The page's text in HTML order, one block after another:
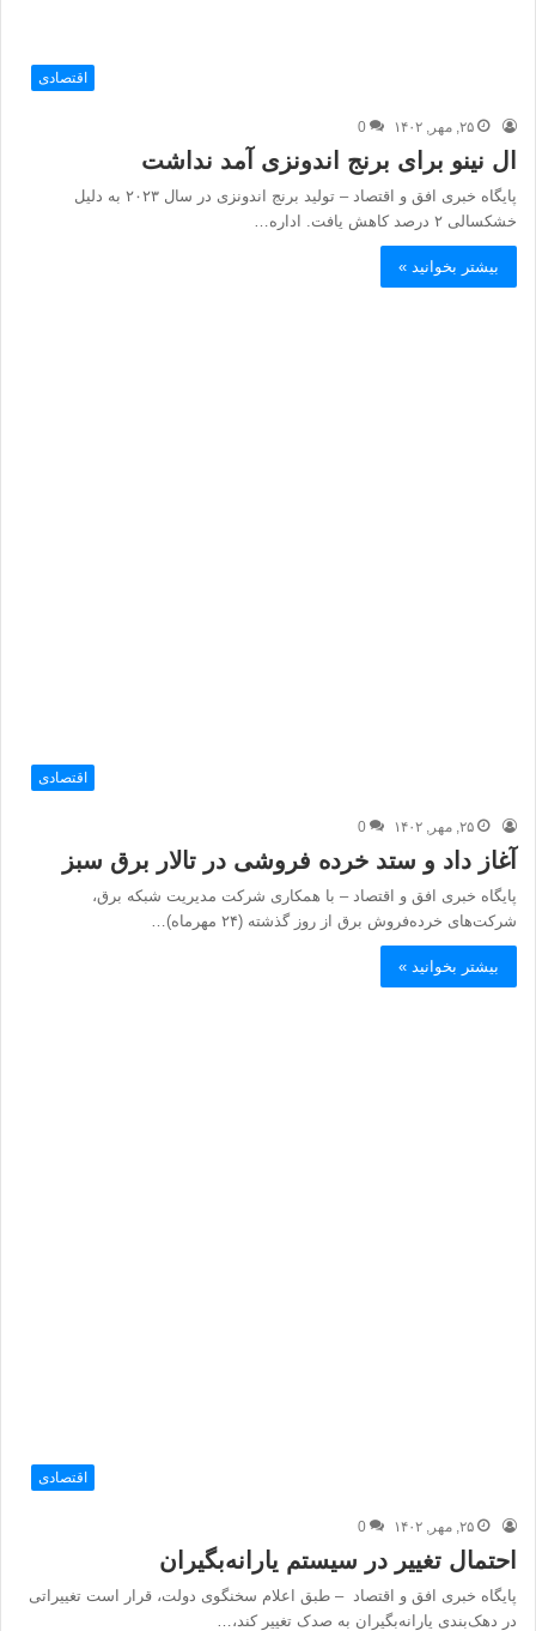
اقتصادی
۲۵, مهر, ۱۴۰۲ 0
ال نینو برای برنج اندونزی آمد نداشت
پایگاه خبری افق و اقتصاد – تولید برنج اندونزی در سال ۲۰۲۳ به دلیل
خشکسالی ۲ درصد کاهش یافت. اداره…
بیشتر بخوانید »
اقتصادی
۲۵, مهر, ۱۴۰۲ 0
آغاز داد و ستد خرده فروشی در تالار برق سبز
پایگاه خبری افق و اقتصاد – با همکاری شرکت مدیریت شبکه برق،
شرکت‌های خرده‌فروش برق از روز گذشته (۲۴ مهرماه)…
بیشتر بخوانید »
اقتصادی
۲۵, مهر, ۱۴۰۲ 0
احتمال تغییر در سیستم یارانه‌بگیران
پایگاه خبری افق و اقتصاد – طبق اعلام سخنگوی دولت، قرار است تغییراتی
در دهک‌بندی یارانه‌بگیران به صدک تغییر کند،…